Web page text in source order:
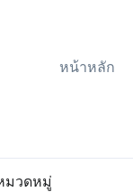
หน้าหลัก